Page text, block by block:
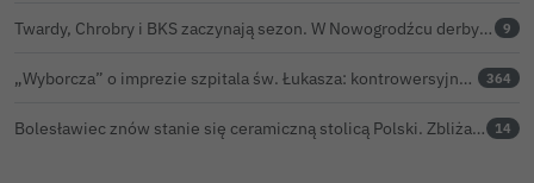
Twardy, Chrobry i BKS zaczynają sezon. W Nowogrodźcu derby i pomoc dla Jakuba w powrocie do zdrowia 9
„Wyborcza” o imprezie szpitala św. Łukasza: kontrowersyjna gala dla pracowników 364
Bolesławiec znów stanie się ceramiczną stolicą Polski. Zbliża się 32. Święto Ceramiki 14